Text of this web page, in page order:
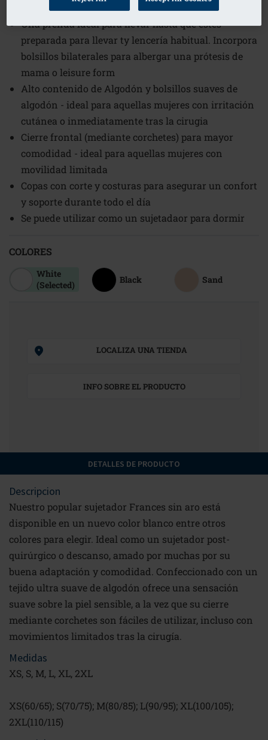
populares para los momentos de descanso
Una prenda ideal para llevar hasta que estes
preparada para llevar ty lencería habitual. Incorpora
bolsillos bilaterales para albergar una prótesis de
mama o leisure form
Alto contenido de Algodón y bolsillos suaves de
algodón - ideal para aquellas mujeres con irritación
cutánea o inmediatamente tras la cirugia
Cierre frontal (mediante corchetes) para mayor
comodidad - ideal para aquellas mujeres con
movilidad limitada
Copas con corte y costuras para asegurar un confort
y soporte durante todo el día
Se puede utilizar como un sujetadaor para dormir
COLORES
White
(Selected)
Black Sand
LOCALIZA UNA TIENDA
INFO SOBRE EL PRODUCTO
DETALLES DE PRODUCTO
Descripcion
Nuestro popular sujetador Frances sin aro está
disponible en un nuevo color blanco entre otros
colores para elegir. Ideal como un sujetador post-
quirúrgico o descanso, amado por muchas por su
buena adaptación y comodidad. Confeccionado con un
tejido ultra suave de algodón ofrece una sensación
suave sobre la piel sensible, a la vez que su cierre
mediante corchetes son fáciles de utilizar, incluso con
movimientos limitados tras la cirugía.
Medidas
XS, S, M, L, XL, 2XL
XS(60/65); S(70/75); M(80/85); L(90/95); XL(100/105);
2XL(110/115)